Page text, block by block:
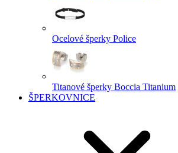
Ocelové šperky Police
Titanové šperky Boccia Titanium
ŠPERKOVNICE